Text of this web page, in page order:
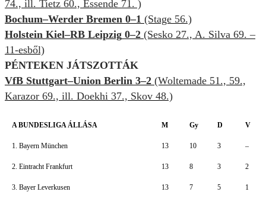
74., ill. Tietz 60., Essende 71. )
Bochum–Werder Bremen 0–1 (Stage 56.)
Holstein Kiel–RB Leipzig 0–2 (Sesko 27., A. Silva 69. –
11-esből)
PÉNTEKEN JÁTSZOTTÁK
VfB Stuttgart–Union Berlin 3–2 (Woltemade 51., 59.,
Karazor 69., ill. Doekhi 37., Skov 48.)
A BUNDESLIGA ÁLLÁSA M Gy D V
1. Bayern München 13 10 3 –
2. Eintracht Frankfurt 13 8 3 2
3. Bayer Leverkusen 13 7 5 1